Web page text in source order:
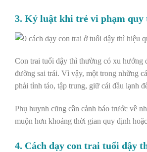
3. Kỷ luật khi trẻ vi phạm quy
Con trai tuổi dậy thì thường có xu hướng
đường sai trái. Vì vậy, một trong những
phải tỉnh táo, tập trung, giữ cái đầu lạnh
Phụ huynh cũng cần cảnh báo trước về
muộn hơn khoảng thời gian quy định
4. Cách dạy con trai tuổi dậy